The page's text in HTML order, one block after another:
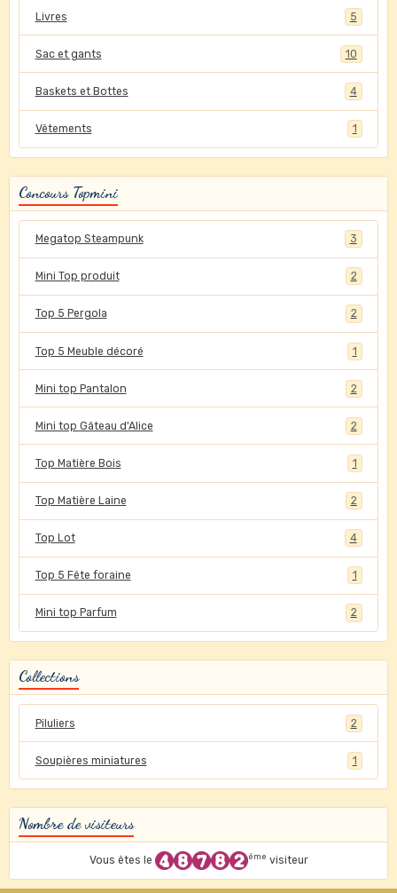
Livres 5
Sac et gants 10
Baskets et Bottes 4
Vêtements 1
Concours Topmini
Megatop Steampunk 3
Mini Top produit 2
Top 5 Pergola 2
Top 5 Meuble décoré 1
Mini top Pantalon 2
Mini top Gâteau d'Alice 2
Top Matière Bois 1
Top Matière Laine 2
Top Lot 4
Top 5 Fête foraine 1
Mini top Parfum 2
Collections
Piluliers 2
Soupières miniatures 1
Nombre de visiteurs
Vous êtes le ème visiteur